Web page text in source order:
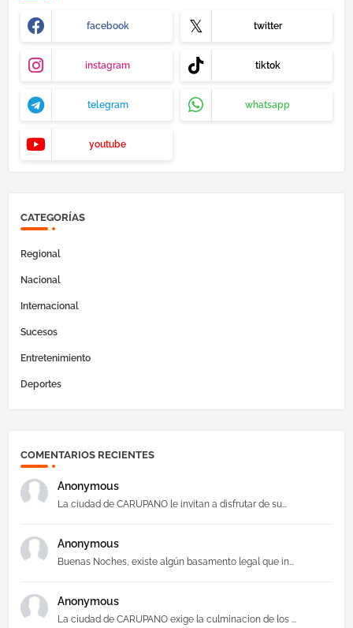
facebook twitter
instagram tiktok
telegram whatsapp
youtube
CATEGORÍAS
Regional
Nacional
Internacional
Sucesos
Entretenimiento
Deportes
COMENTARIOS RECIENTES
Anonymous
La ciudad de CARUPANO le invitan a disfrutar de su...
Anonymous
Buenas Noches, existe algún basamento legal que in...
Anonymous
La ciudad de CARUPANO exige la culminacion de los ...